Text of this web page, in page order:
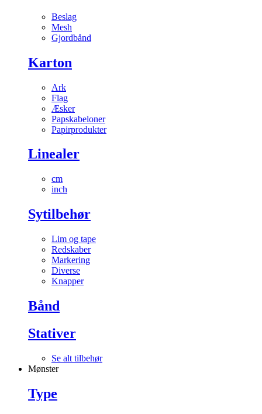
Beslag
Mesh
Gjordbånd
Karton
Ark
Flag
Æsker
Papskabeloner
Papirprodukter
Linealer
cm
inch
Sytilbehør
Lim og tape
Redskaber
Markering
Diverse
Knapper
Bånd
Stativer
Se alt tilbehør
Mønster
Type